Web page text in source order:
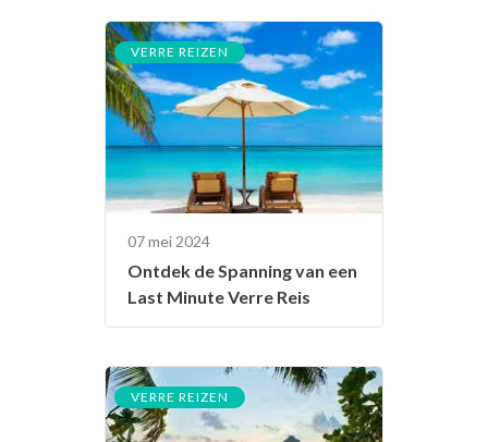
VERRE REIZEN
07 mei 2024
Ontdek de Spanning van een
Last Minute Verre Reis
VERRE REIZEN